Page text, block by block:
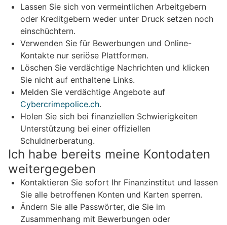
Lassen Sie sich von vermeintlichen Arbeitgebern
oder Kreditgebern weder unter Druck setzen noch
einschüchtern.
Verwenden Sie für Bewerbungen und Online-
Kontakte nur seriöse Plattformen.
Löschen Sie verdächtige Nachrichten und klicken
Sie nicht auf enthaltene Links.
Melden Sie verdächtige Angebote auf
Cybercrimepolice.ch.
Holen Sie sich bei finanziellen Schwierigkeiten
Unterstützung bei einer offiziellen
Schuldnerberatung.
Ich habe bereits meine Kontodaten
weitergegeben
Kontaktieren Sie sofort Ihr Finanzinstitut und lassen
Sie alle betroffenen Konten und Karten sperren.
Ändern Sie alle Passwörter, die Sie im
Zusammenhang mit Bewerbungen oder